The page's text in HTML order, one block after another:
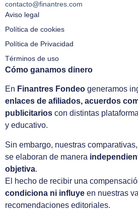
contacto@finantres.com
Aviso legal
Política de cookies
Política de Privacidad
Términos de uso
Cómo ganamos dinero
En Finantres Fondeo generamos
enlaces de afiliados, acuerdos
publicitarios con distintas
y educativo.
Sin embargo, nuestras
se elaboran de manera
objetiva.
El hecho de recibir una
condiciona ni influye en nuestras
recomendaciones editoriales.